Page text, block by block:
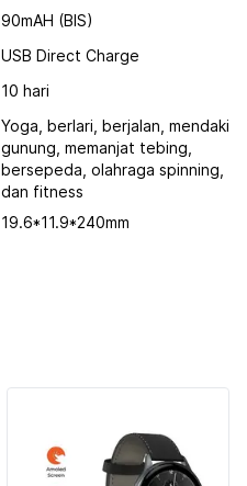
90mAH (BIS)
USB Direct Charge
10 hari
Yoga, berlari, berjalan, mendaki
gunung, memanjat tebing,
bersepeda, olahraga spinning,
dan fitness
19.6*11.9*240mm